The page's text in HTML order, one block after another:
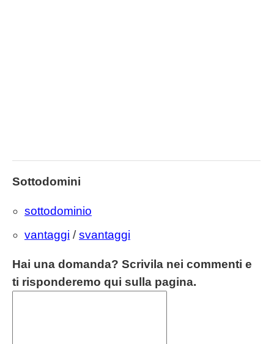
Sottodomini
sottodominio
vantaggi /svantaggi
Hai una domanda? Scrivila nei commenti e
ti risponderemo qui sulla pagina.